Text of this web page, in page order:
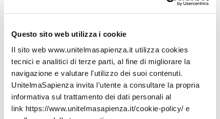
Questo sito web utilizza i cookie
Il sito web www.unitelmasapienza.it utilizza cookies
tecnici e analitici di terze parti, al fine di migliorare la
navigazione e valutare l'utilizzo dei suoi contenuti.
UnitelmaSapienza invita l’utente a consultare la propria
informativa sul trattamento dei dati personali al
link https://www.unitelmasapienza.it/cookie-policy/ e
Dagli studi sull’economia comportamentale
relativi alla sostenibilità. Dalla ricerca
multidisciplinare nel Bioeconomy in Transition alle
sue connessioni. Di questo, e non solo, abbiamo
parlato con Annarita Colasante, professoressa
associata di Economia applicata presso
UnitelmaSapienza. Intervista a cura di Roberto
Sciarrone.